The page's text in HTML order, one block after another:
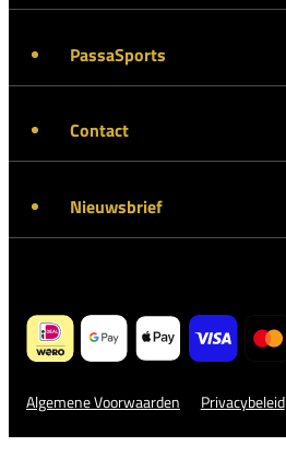
PassaSports
Contact
Nieuwsbrief
Algemene Voorwaarden Privacybeleid